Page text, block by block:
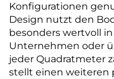
Konfigurationen
Design nutzt den
besonders wertvoll
Unternehmen oder
jeder Quadratmeter
stellt einen weiteren